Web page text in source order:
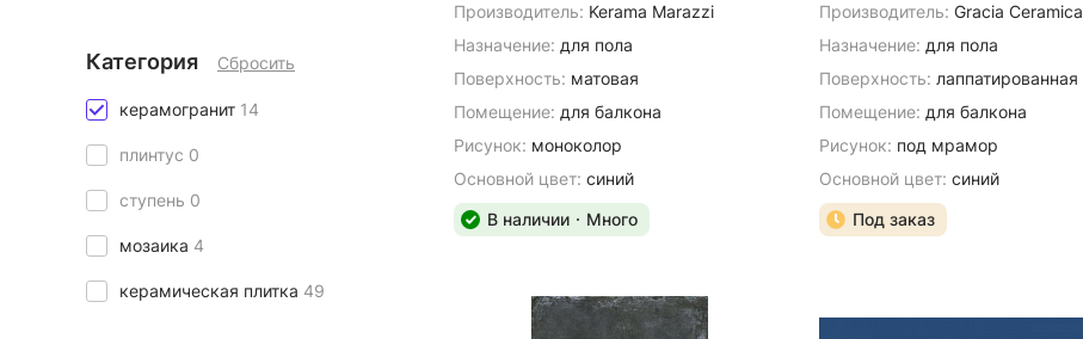
Категория Сбросить
керамогранит 14
плинтус 0
ступень 0
мозаика 4
керамическая плитка 49
Производитель: Kerama Marazzi
Назначение: для пола
Поверхность: матовая
Помещение: для балкона
Рисунок: моноколор
Основной цвет: синий
В наличии
Много
Производитель: Gracia Ceramica
Назначение: для пола
Поверхность: лаппатированная
Помещение: для балкона
Рисунок: под мрамор
Основной цвет: синий
Под заказ